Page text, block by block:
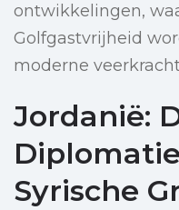
ontwikkelingen,
Golfgastvrijheid
moderne
Jordanië:
Syrische